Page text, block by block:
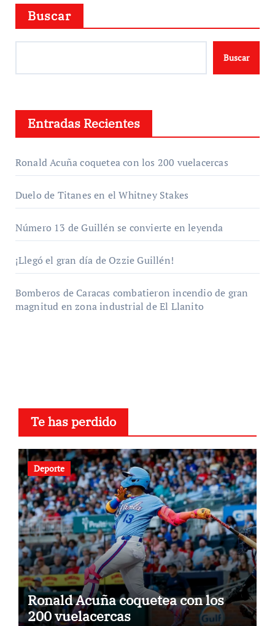
Buscar
Buscar
Entradas Recientes
Ronald Acuña coquetea con los 200 vuelacercas
Duelo de Titanes en el Whitney Stakes
Número 13 de Guillén se convierte en leyenda
¡Llegó el gran día de Ozzie Guillén!
Bomberos de Caracas combatieron incendio de gran
magnitud en zona industrial de El Llanito
Te has perdido
Deporte
Ronald Acuña coquetea con los
200 vuelacercas